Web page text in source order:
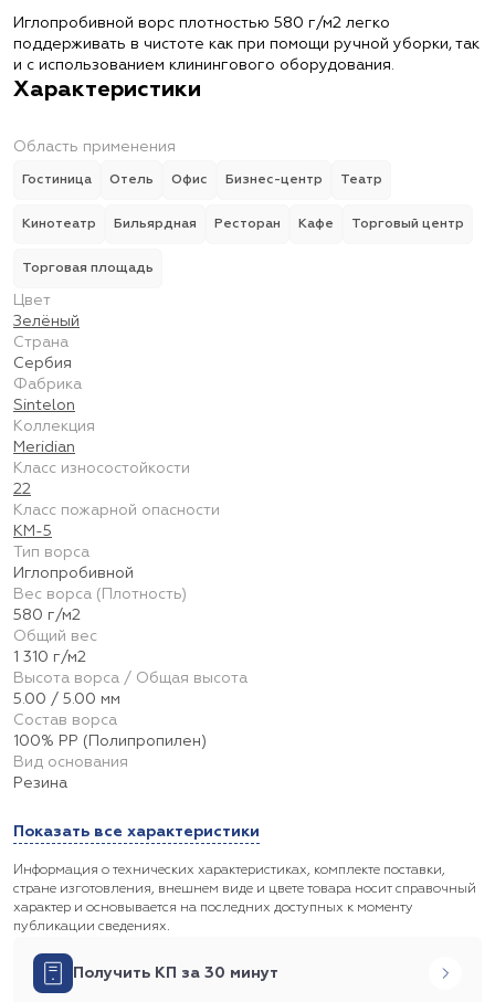
Иглопробивной ворс плотностью 580 г/м2 легко
поддерживать в чистоте как при помощи ручной уборки, так
и с использованием клинингового оборудования.
Характеристики
Область применения
Гостиница Отель Офис Бизнес-центр Театр
Кинотеатр Бильярдная Ресторан Кафе Торговый центр
Торговая площадь
Цвет
Зелёный
Страна
Сербия
Фабрика
Sintelon
Коллекция
Meridian
Класс износостойкости
22
Класс пожарной опасности
КМ-5
Тип ворса
Иглопробивной
Вес ворса (Плотность)
580 г/м2
Общий вес
1 310 г/м2
Высота ворса / Общая высота
5.00 / 5.00 мм
Состав ворса
100% PP (Полипропилен)
Вид основания
Резина
Показать все характеристики
Информация о технических характеристиках, комплекте поставки,
стране изготовления, внешнем виде и цвете товара носит справочный
характер и основывается на последних доступных к моменту
публикации сведениях.
Получить КП за 30 минут